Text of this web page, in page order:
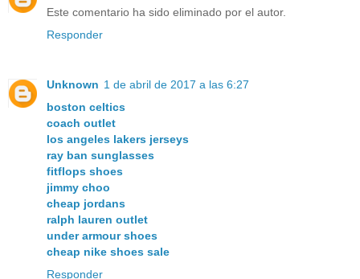
Este comentario ha sido eliminado por el autor.
Responder
Unknown 1 de abril de 2017 a las 6:27
boston celtics
coach outlet
los angeles lakers jerseys
ray ban sunglasses
fitflops shoes
jimmy choo
cheap jordans
ralph lauren outlet
under armour shoes
cheap nike shoes sale
Responder